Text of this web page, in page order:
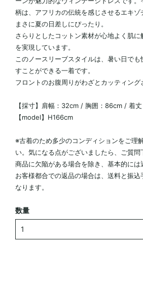
柄は、アフリカの伝統を感じさせるエキゾ
まさに夏の日差しにぴったり。
さらりとしたコットン素材が心地よく肌
を実現しています。
このノースリーブスタイルは、暑い日で
すことができる一着です。
フロントのお腹周りがわざとカッティング
【採寸】肩幅：32cm / 胸囲：86cm / 着
【model】H166cm
※古着のため多少のコンディションをご理
い。気になる点がございましたら、ご質問
商品に欠陥がある場合を除き、基本的には
お客様都合での返品の場合は、送料と振込
なります。
数量